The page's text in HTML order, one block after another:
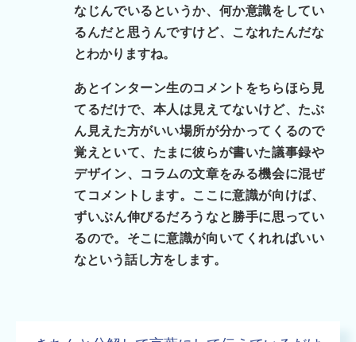
なじんでいるというか、何か意識をしてい
るんだと思うんですけど、こなれたんだな
とわかりますね。
あとインターン生のコメントをちらほら見
てるだけで、本人は見えてないけど、たぶ
ん見えた方がいい場所が分かってくるので
覚えといて、たまに彼らが書いた議事録や
デザイン、コラムの文章をみる機会に混ぜ
てコメントします。ここに意識が向けば、
ずいぶん伸びるだろうなと勝手に思ってい
るので。そこに意識が向いてくれればいい
なという話し方をします。